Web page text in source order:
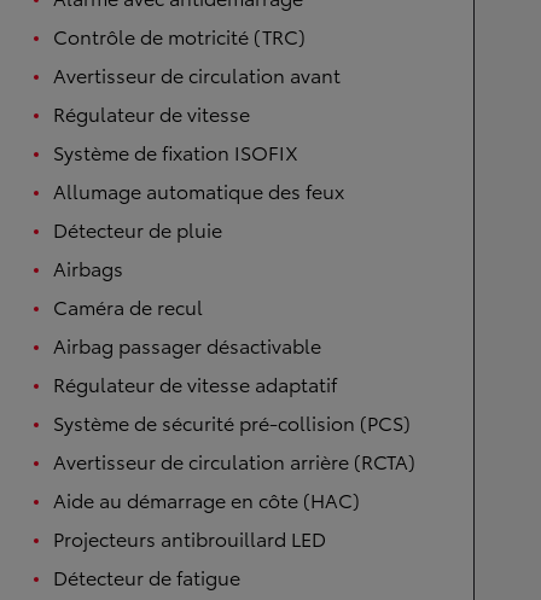
Contrôle de motricité (TRC)
Avertisseur de circulation avant
Régulateur de vitesse
Système de fixation ISOFIX
Allumage automatique des feux
Détecteur de pluie
Airbags
Caméra de recul
Airbag passager désactivable
Régulateur de vitesse adaptatif
Système de sécurité pré-collision (PCS)
Avertisseur de circulation arrière (RCTA)
Aide au démarrage en côte (HAC)
Projecteurs antibrouillard LED
Détecteur de fatigue